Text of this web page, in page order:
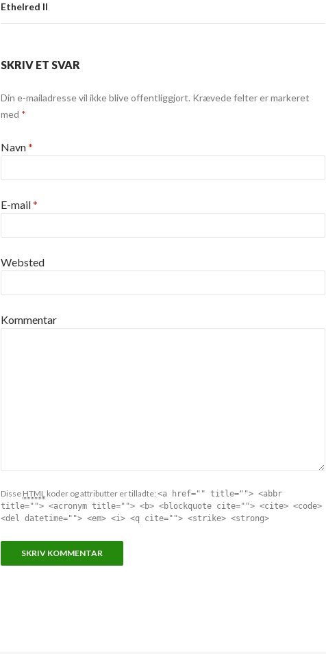
Ethelred II
SKRIV ET SVAR
Din e-mailadresse vil ikke blive offentliggjort. Krævede felter er markeret
med *
Navn*
E-mail*
Websted
Kommentar
Disse HTML koder og attributter er tilladte: <a href="" title=""> <abbr
title=""> <acronym title=""> <b> <blockquote cite=""> <cite> <code>
<del datetime=""> <em> <i> <q cite=""> <strike> <strong>